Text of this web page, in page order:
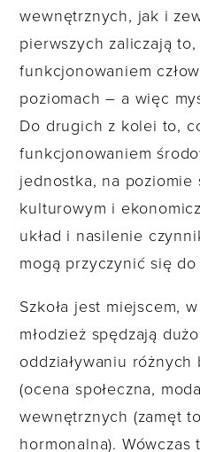
wewnętrznych, jak i
pierwszych zaliczają
funkcjonowaniem
poziomach – a więc
Do drugich z kolei to,
funkcjonowaniem
jednostka, na poziomie
kulturowym i
układ i nasilenie
mogą przyczynić się
Szkoła jest miejscem,
młodzież spędzają
oddziaływaniu
(ocena społeczna,
wewnętrznych (zamęt
hormonalna).